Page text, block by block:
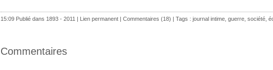
15:09 Publié dans 1893 - 2011 | Lien permanent | Commentaires (18) | Tags : journal intime guerre société
Commentaires